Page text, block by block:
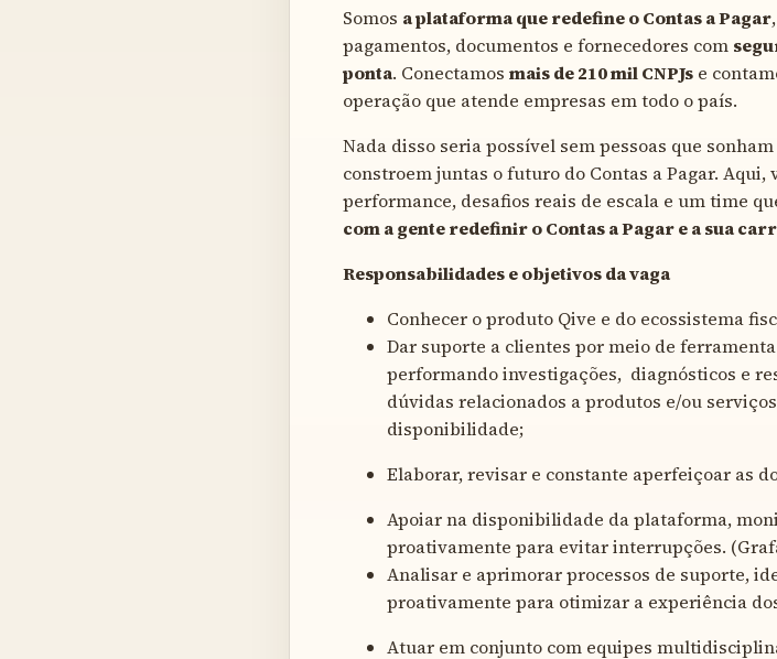
Somos a plataforma que redefine o Contas a Pagar
pagamentos, documentos e fornecedores com
ponta. Conectamos mais de 210 mil CNPJs e
operação que atende empresas em todo o país.
Nada disso seria possível sem pessoas que
constroem juntas o futuro do Contas a Pagar.
performance, desafios reais de escala e um time
com a gente redefinir o Contas a Pagar e a sua
Responsabilidades e objetivos da vaga
Conhecer o produto Qive e do ecossistema
Dar suporte a clientes por meio de
performando investigações, diagnósticos e
dúvidas relacionados a produtos e/ou
disponibilidade;
Elaborar, revisar e constante aperfeiçoar as
Apoiar na disponibilidade da plataforma,
proativamente para evitar interrupções.
Analisar e aprimorar processos de suporte,
proativamente para otimizar a experiência
Atuar em conjunto com equipes